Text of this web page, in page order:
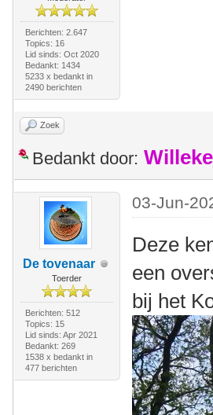
Berichten: 2.647
Topics: 16
Lid sinds: Oct 2020
Bedankt: 1434
5233 x bedankt in
2490 berichten
Zoek
Bedankt door:
De tovenaar
Toerder
Berichten: 512
Topics: 15
Lid sinds: Apr 2021
Bedankt: 269
1538 x bedankt in
477 berichten
03-Jun-
Deze
een
bij het